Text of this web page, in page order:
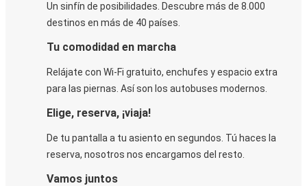
Un sinfín de posibilidades. Descubre más de 8.000
destinos en más de 40 países.
Tu comodidad en marcha
Relájate con Wi-Fi gratuito, enchufes y espacio extra
para las piernas. Así son los autobuses modernos.
Elige, reserva, ¡viaja!
De tu pantalla a tu asiento en segundos. Tú haces la
reserva, nosotros nos encargamos del resto.
Vamos juntos